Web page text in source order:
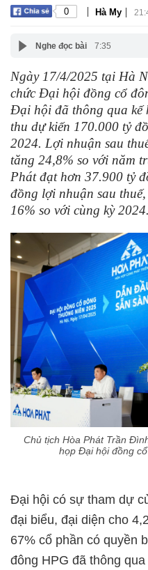
0 | Hà My |
Nghe đọc bài 7:35
Ngày 17/4/2025 tại Hà
chức Đại hội đồng cổ
Đại hội đã thông qua kế
thu dự kiến 170.000 tỷ
2024. Lợi nhuận sau
tăng 24,8% so với năm
Phát đạt hơn 37.900 tỷ
đồng lợi nhuận sau
16% so với cùng kỳ 2024.
Chủ tịch Hòa Phát Trần
họp Đại hội đồng
Đại hội có sự tham dự
đại biểu, đại diện cho
67% cổ phần có quyền
đông HPG đã thông